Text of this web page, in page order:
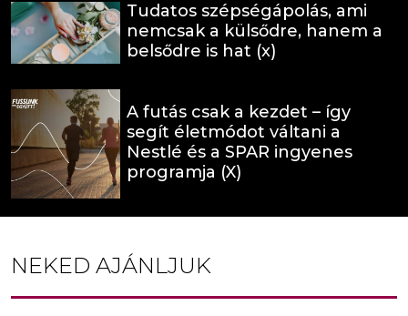
Tudatos szépségápolás, ami
nemcsak a külsődre, hanem a
belsődre is hat (x)
A futás csak a kezdet – így
segít életmódot váltani a
Nestlé és a SPAR ingyenes
programja (X)
NEKED AJÁNLJUK